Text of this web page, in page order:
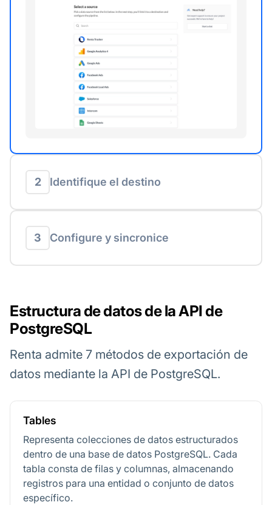
2 Identifique el destino
3 Configure y sincronice
Estructura de datos de la API de
PostgreSQL
Renta admite 7 métodos de exportación de
datos mediante la API de PostgreSQL.
Tables
Representa colecciones de datos estructurados
dentro de una base de datos PostgreSQL. Cada
tabla consta de filas y columnas, almacenando
registros para una entidad o conjunto de datos
específico.